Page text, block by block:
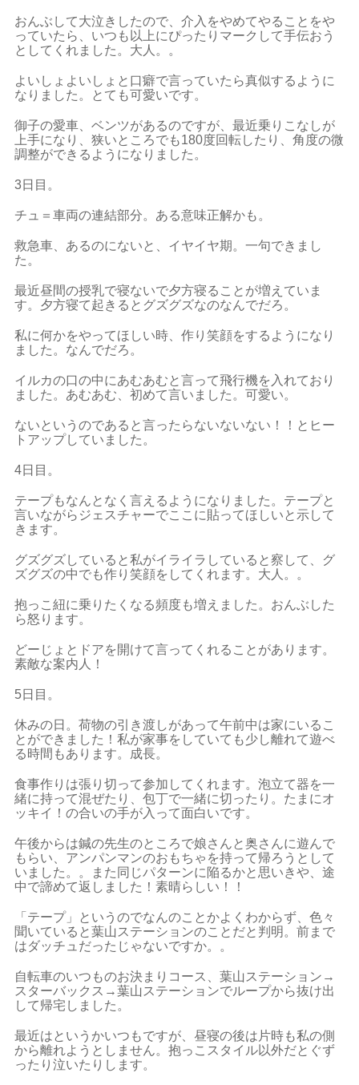
おんぶして大泣きしたので、介入をやめてやることをや
っていたら、いつも以上にぴったりマークして手伝おう
としてくれました。大人。。
よいしょよいしょと口癖で言っていたら真似するように
なりました。とても可愛いです。
御子の愛車、ベンツがあるのですが、最近乗りこなしが
上手になり、狭いところでも180度回転したり、角度の微
調整ができるようになりました。
3日目。
チュ＝車両の連結部分。ある意味正解かも。
救急車、あるのにないと、イヤイヤ期。一句できまし
た。
最近昼間の授乳で寝ないで夕方寝ることが増えていま
す。夕方寝て起きるとグズグズなのなんでだろ。
私に何かをやってほしい時、作り笑顔をするようになり
ました。なんでだろ。
イルカの口の中にあむあむと言って飛行機を入れており
ました。あむあむ、初めて言いました。可愛い。
ないというのであると言ったらないないない！！とヒー
トアップしていました。
4日目。
テープもなんとなく言えるようになりました。テープと
言いながらジェスチャーでここに貼ってほしいと示して
きます。
グズグズしていると私がイライラしていると察して、グ
ズグズの中でも作り笑顔をしてくれます。大人。。
抱っこ紐に乗りたくなる頻度も増えました。おんぶした
ら怒ります。
どーじょとドアを開けて言ってくれることがあります。
素敵な案内人！
5日目。
休みの日。荷物の引き渡しがあって午前中は家にいるこ
とができました！私が家事をしていても少し離れて遊べ
る時間もあります。成長。
食事作りは張り切って参加してくれます。泡立て器を一
緒に持って混ぜたり、包丁で一緒に切ったり。たまにオ
ッキイ！の合いの手が入って面白いです。
午後からは鍼の先生のところで娘さんと奥さんに遊んで
もらい、アンパンマンのおもちゃを持って帰ろうとして
いました。。また同じパターンに陥るかと思いきや、途
中で諦めて返しました！素晴らしい！！
「テープ」というのでなんのことかよくわからず、色々
聞いていると葉山ステーションのことだと判明。前まで
はダッチュだったじゃないですか。。
自転車のいつものお決まりコース、葉山ステーション→
スターバックス→葉山ステーションでループから抜け出
して帰宅しました。
最近はというかいつもですが、昼寝の後は片時も私の側
から離れようとしません。抱っこスタイル以外だとぐず
ったり泣いたりします。